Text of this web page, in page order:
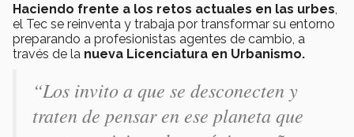
Haciendo frente a los retos actuales en las urbes
el Tec se reinventa y trabaja por transformar su entorno
preparando a profesionistas agentes de cambio, a
través de la nueva Licenciatura en Urbanismo.
“Los invito a que se desconecten y
traten de pensar en ese planeta que